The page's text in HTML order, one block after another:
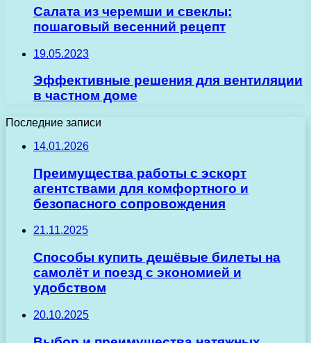
Салата из черемши и свеклы:
пошаговый весенний рецепт
19.05.2023
Эффективные решения для вентиляции
в частном доме
Последние записи
14.01.2026
Преимущества работы с эскорт
агентствами для комфортного и
безопасного сопровождения
21.11.2025
Способы купить дешёвые билеты на
самолёт и поезд с экономией и
удобством
20.10.2025